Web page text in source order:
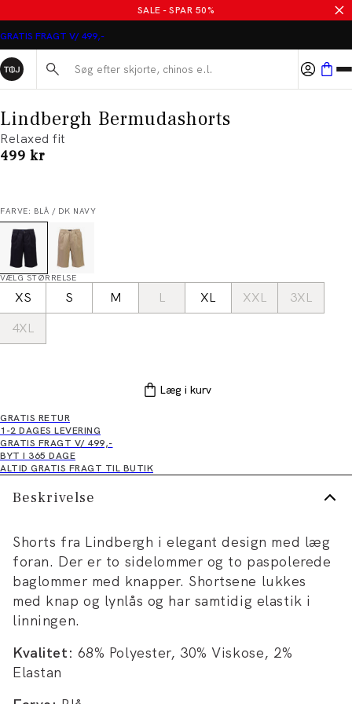
SALE - SPAR 50%
GRATIS FRAGT V/ 499,-
Søg her...
Lindbergh Bermudashorts
Relaxed fit
I alt (inkl. rabat)
499 kr
FARVE: BLÅ / DK NAVY
VÆLG STØRRELSE
XS S M L XL XXL
3XL
4XL
Læg i kurv
GRATIS RETUR
1-2 DAGES LEVERING
GRATIS FRAGT V/ 499,-
BYT I 365 DAGE
ALTID GRATIS FRAGT TIL BUTIK
Beskrivelse
Shorts fra Lindbergh i elegant design med læg
foran. Der er to sidelommer og to paspolerede
baglommer med knapper. Shortsene lukkes
med knap og lynlås og har samtidig elastik i
linningen.
Kvalitet: 68% Polyester, 30% Viskose, 2%
Elastan